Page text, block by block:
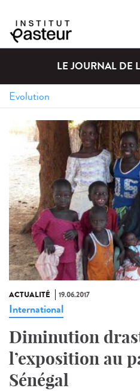
LE JOURNAL DE
ACTUALITÉ 19.06.2017
International
Diminution
l’exposition au
Sénégal